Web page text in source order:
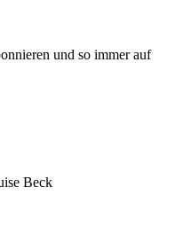
und so immer auf
Beck